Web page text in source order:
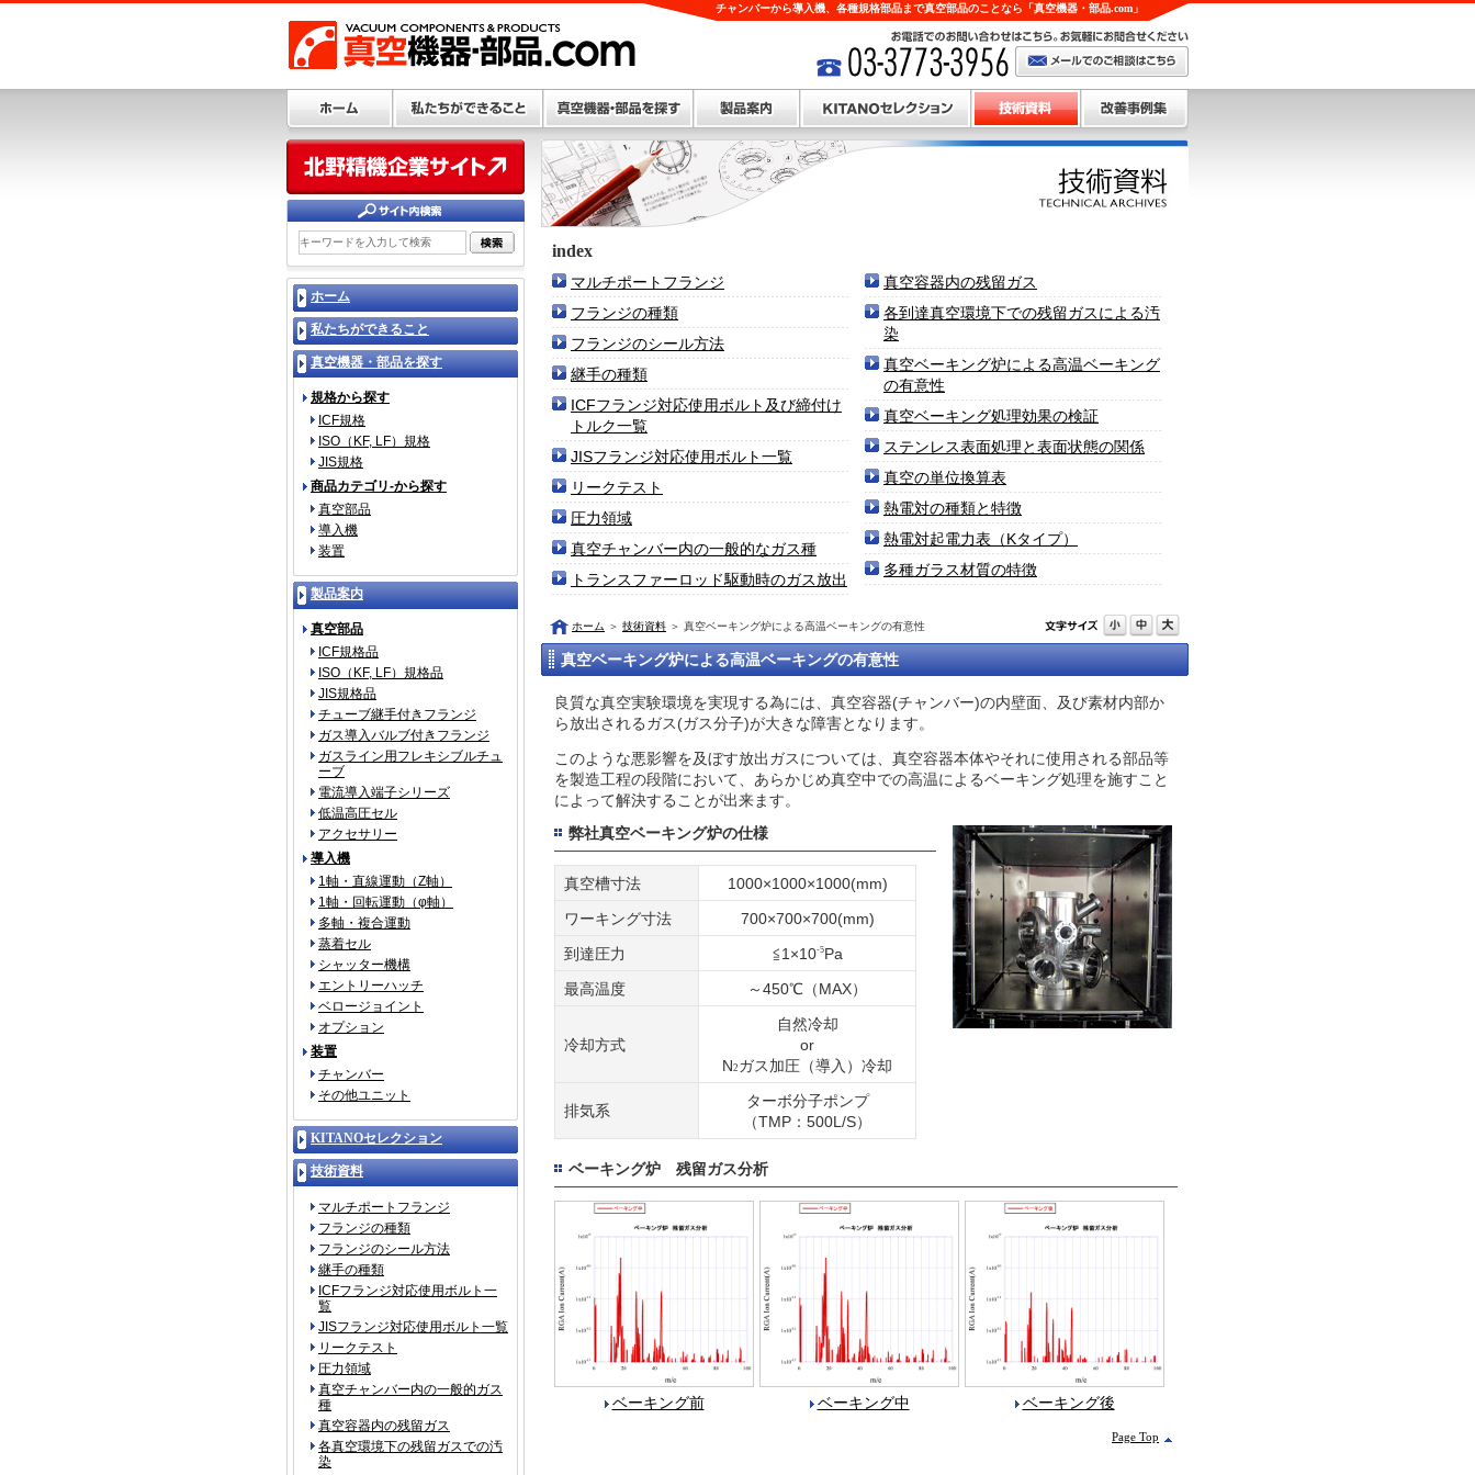
チャンバーから導入機、各種規格部品まで真空部品のことなら「真空機器・部品.com」
ホーム
私たちができること
真空機器・部品を探す
規格から探す
ICF規格
ISO（KF, LF）規格
JIS規格
商品カテゴリ-から探す
真空部品
導入機
装置
製品案内
真空部品
ICF規格品
ISO（KF, LF）規格品
JIS規格品
チューブ継手付きフランジ
ガス導入バルブ付きフランジ
ガスライン用フレキシブルチュ
ーブ
電流導入端子シリーズ
低温高圧セル
アクセサリー
導入機
1軸・直線運動（Z軸）
1軸・回転運動（φ軸）
多軸・複合運動
蒸着セル
シャッター機構
エントリーハッチ
ベロージョイント
オプション
装置
チャンバー
その他ユニット
KITANOセレクション
技術資料
マルチポートフランジ
フランジの種類
フランジのシール方法
継手の種類
ICFフランジ対応使用ボルト一
覧
JISフランジ対応使用ボルト一覧
リークテスト
圧力領域
真空チャンバー内の一般的ガス
種
真空容器内の残留ガス
各真空環境下の残留ガスでの汚
染
index
マルチポートフランジ
フランジの種類
フランジのシール方法
継手の種類
ICFフランジ対応使用ボルト及び締付け
トルク一覧
JISフランジ対応使用ボルト一覧
リークテスト
圧力領域
真空チャンバー内の一般的なガス種
トランスファーロッド駆動時のガス放出
真空容器内の残留ガス
各到達真空環境下での残留ガスによる汚
染
真空ベーキング炉による高温ベーキング
の有意性
真空ベーキング処理効果の検証
ステンレス表面処理と表面状態の関係
真空の単位換算表
熱電対の種類と特徴
熱電対起電力表（Kタイプ）
多種ガラス材質の特徴
ホーム ＞ 技術資料 ＞ 真空ベーキング炉による高温ベーキングの有意性
真空ベーキング炉による高温ベーキングの有意性
良質な真空実験環境を実現する為には、真空容器(チャンバー)の内壁面、及び素材内部か
ら放出されるガス(ガス分子)が大きな障害となります。
このような悪影響を及ぼす放出ガスについては、真空容器本体やそれに使用される部品等
を製造工程の段階において、あらかじめ真空中での高温によるベーキング処理を施すこと
によって解決することが出来ます。
弊社真空ベーキング炉の仕様
真空槽寸法 1000×1000×1000(mm)
ワーキング寸法 700×700×700(mm)
到達圧力 ≦1×10-5Pa
最高温度 ～450℃（MAX）
冷却方式
自然冷却
or
N 2 ガス加圧（導入）冷却
排気系
ターボ分子ポンプ
（TMP：500L/S）
ベーキング炉 残留ガス分析
ベーキング前 ベーキング中 ベーキング後
Page Top